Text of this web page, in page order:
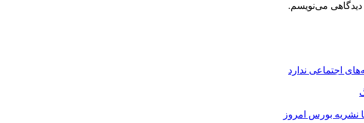
دیدگاهی می‌نویسم.
اجتماعی ندارد
نشریه بورس امروز